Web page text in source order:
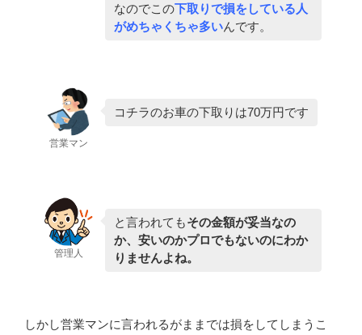
なのでこの下取りで損をしている人
がめちゃくちゃ多いんです。
営業マン
コチラのお車の下取りは70万円です
管理人
と言われてもその金額が妥当なの
か、安いのかプロでもないのにわか
りませんよね。
しかし営業マンに言われるがままでは損をしてしまうこ